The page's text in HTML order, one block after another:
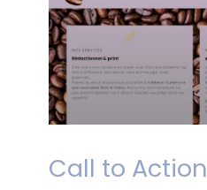
Call to Action